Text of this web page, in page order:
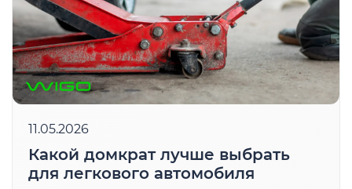
11.05.2026
Какой домкрат лучше выбрать
для легкового автомобиля